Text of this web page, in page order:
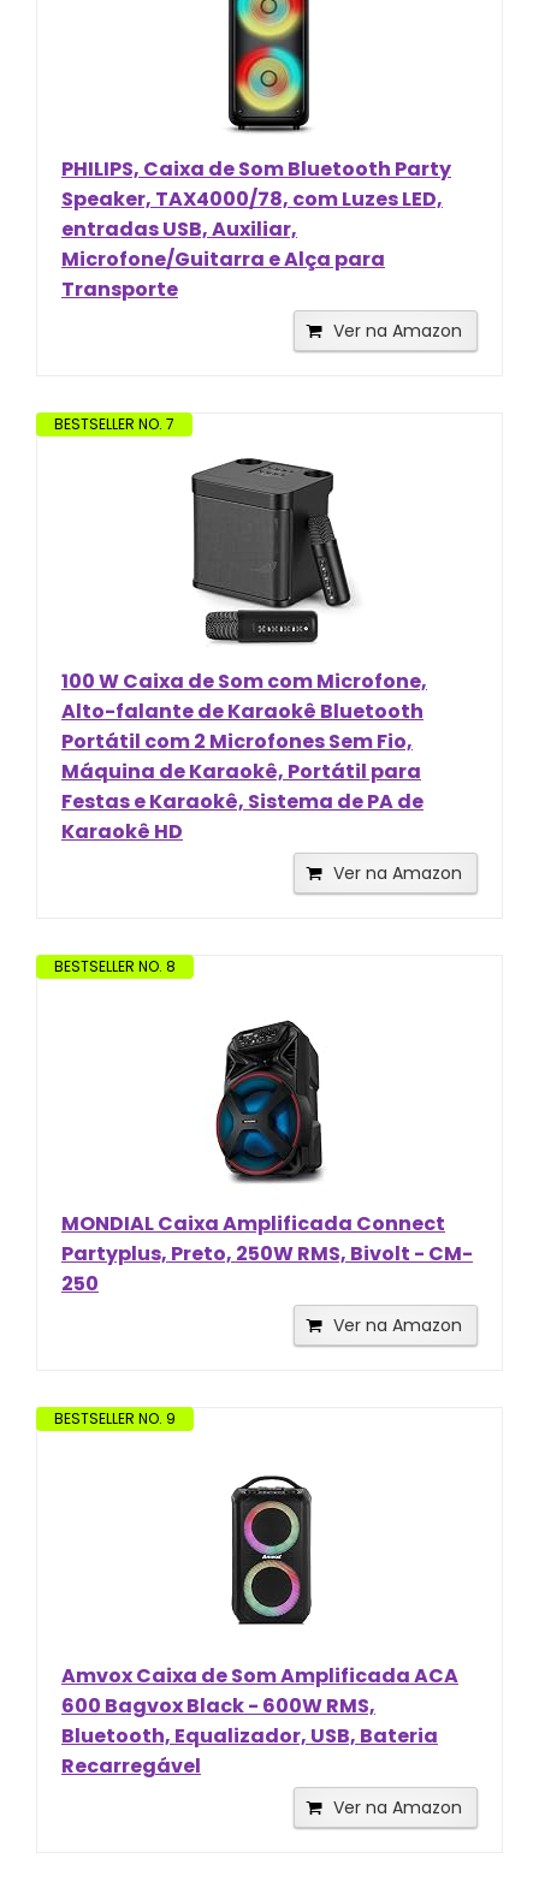
PHILIPS, Caixa de Som Bluetooth Party
Speaker, TAX4000/78, com Luzes LED,
entradas USB, Auxiliar,
Microfone/Guitarra e Alça para
Transporte
Ver na Amazon
BESTSELLER NO. 7
100 W Caixa de Som com Microfone,
Alto-falante de Karaokê Bluetooth
Portátil com 2 Microfones Sem Fio,
Máquina de Karaokê, Portátil para
Festas e Karaokê, Sistema de PA de
Karaokê HD
Ver na Amazon
BESTSELLER NO. 8
MONDIAL Caixa Amplificada Connect
Partyplus, Preto, 250W RMS, Bivolt - CM-
250
Ver na Amazon
BESTSELLER NO. 9
Amvox Caixa de Som Amplificada ACA
600 Bagvox Black - 600W RMS,
Bluetooth, Equalizador, USB, Bateria
Recarregável
Ver na Amazon